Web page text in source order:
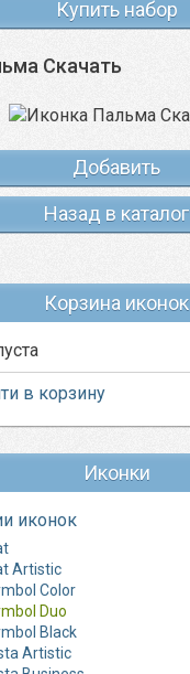
Купить набор
Скачать
Добавить
Назад в каталог
Корзина иконок
в корзину
Иконки
иконок
Artistic
Color
Duo
Black
Artistic